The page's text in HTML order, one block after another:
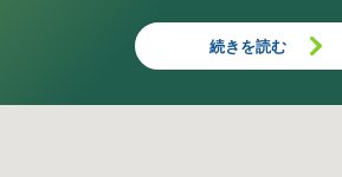
続きを読む